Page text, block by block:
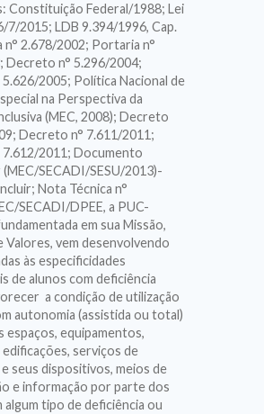
Constituição Federal/1988; Lei
7/2015; LDB 9.394/1996, Cap.
2.678/2002; Portaria n°
Decreto n° 5.296/2004;
2005; Política Nacional de
na Perspectiva da
(MEC, 2008); Decreto
Decreto n° 7.611/2011;
2011; Documento
SECADI/SESU/2013)-
Nota Técnica n°
SECADI/DPEE, a PUC-
em sua Missão,
Valores, vem desenvolvendo
às especificidades
de alunos com deficiência
a condição de utilização
autonomia (assistida ou total)
espaços, equipamentos,
serviços de
seus dispositivos, meios de
e informação por parte dos
algum tipo de deficiência ou